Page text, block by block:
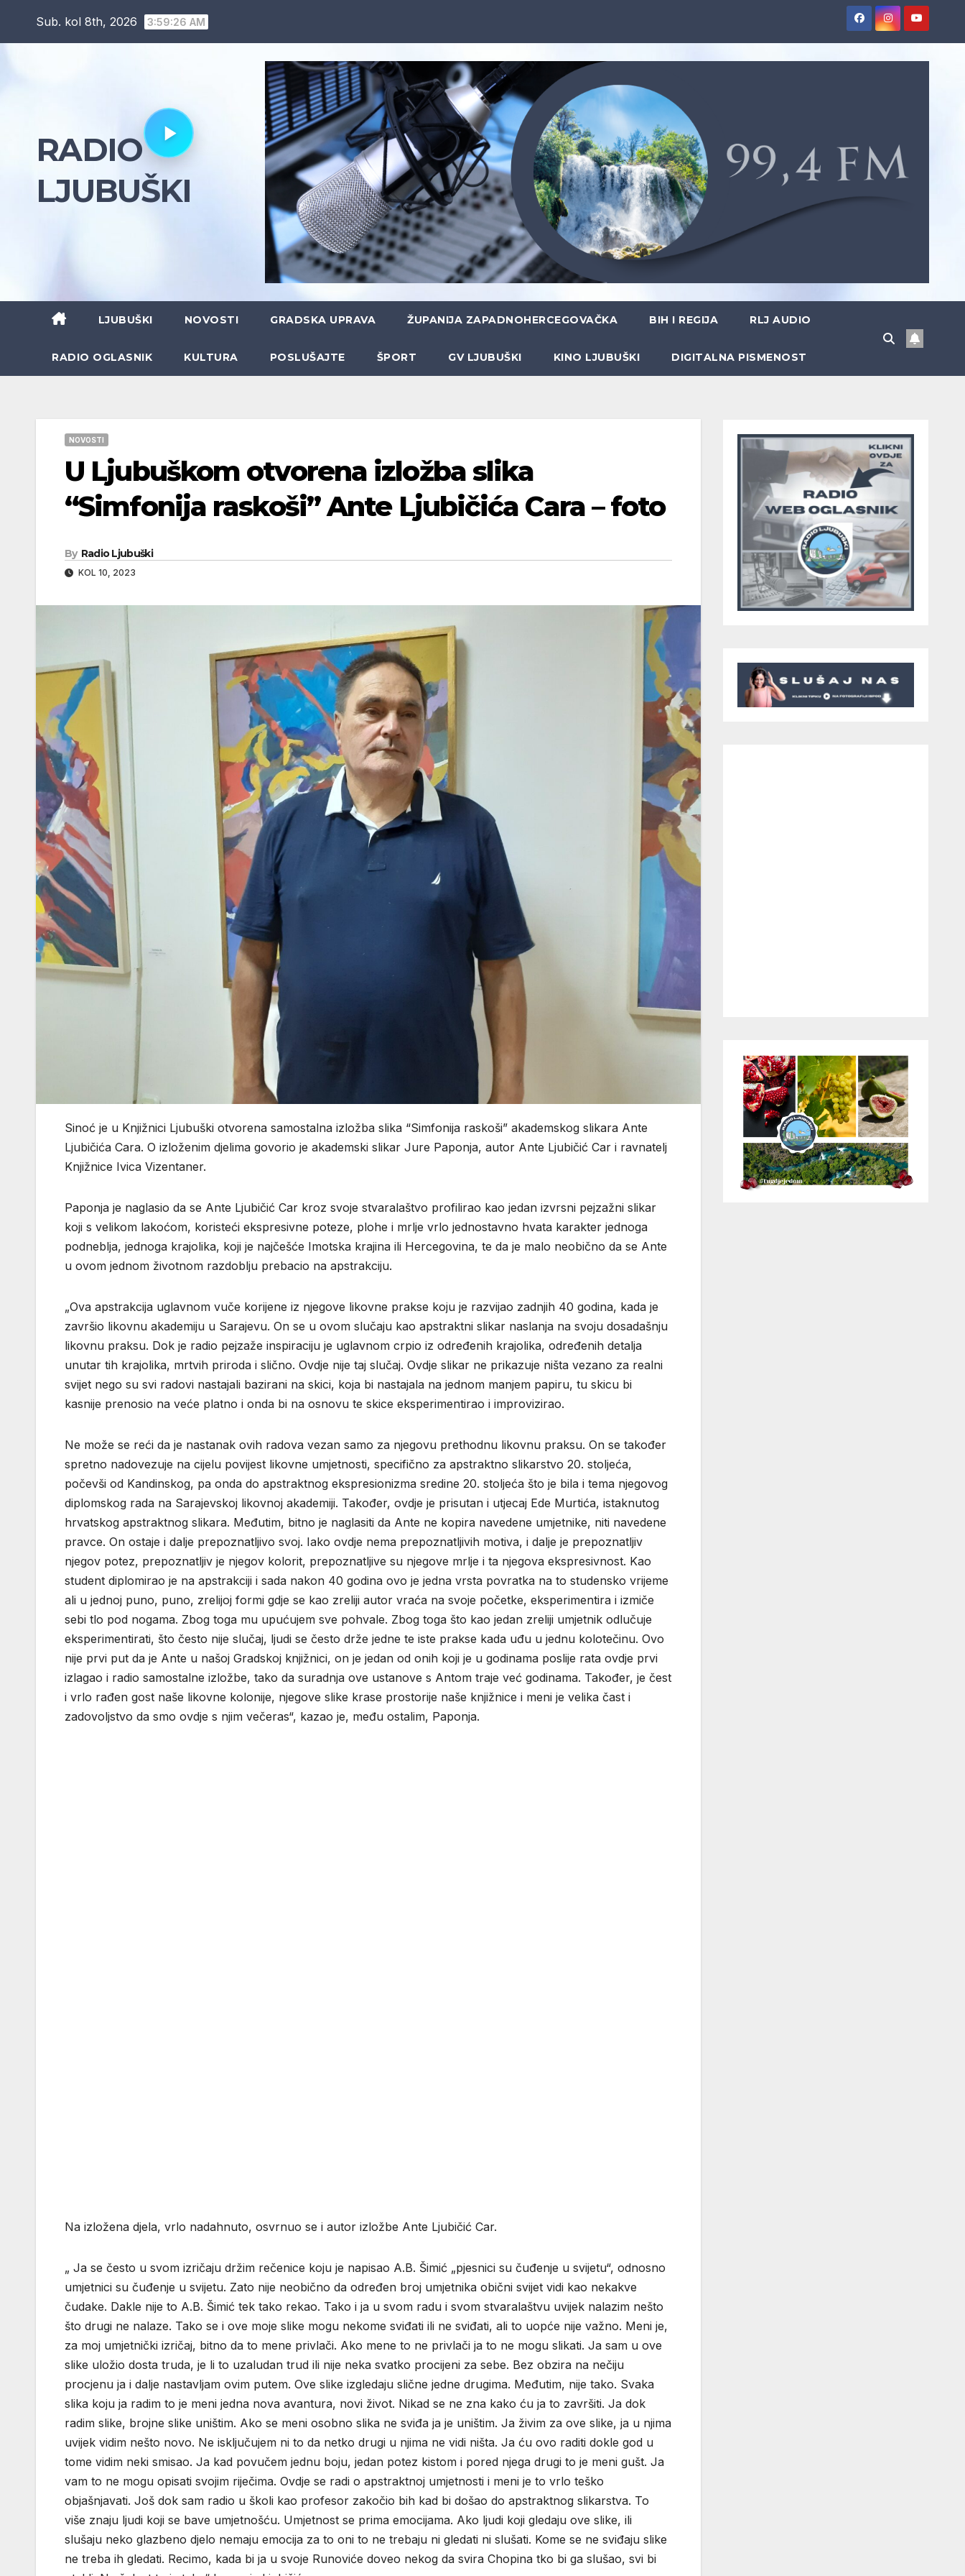
Sub. kol 8th, 2026 3:59:27 AM
RADIO
LJUBUŠKI
LJUBUŠKI NOVOSTI GRADSKA UPRAVA ŽUPANIJA ZAPADNOHERCEGOVAČKA BIH I REGIJA RLJ AUDIO
RADIO OGLASNIK KULTURA POSLUŠAJTE ŠPORT GV LJUBUŠKI KINO LJUBUŠKI DIGITALNA PISMENOST
NOVOSTI
U Ljubuškom otvorena izložba slika
“Simfonija raskoši” Ante Ljubičića Cara – foto
By Radio Ljubuški
KOL 10, 2023
Sinoć je u Knjižnici Ljubuški otvorena samostalna izložba slika “Simfonija raskoši” akademskog slikara Ante
Ljubičića Cara. O izloženim djelima govorio je akademski slikar Jure Paponja, autor Ante Ljubičić Car i ravnatelj
Knjižnice Ivica Vizentaner.
Paponja je naglasio da se Ante Ljubičić Car kroz svoje stvaralaštvo profilirao kao jedan izvrsni pejzažni slikar
koji s velikom lakoćom, koristeći ekspresivne poteze, plohe i mrlje vrlo jednostavno hvata karakter jednoga
podneblja, jednoga krajolika, koji je najčešće Imotska krajina ili Hercegovina, te da je malo neobično da se Ante
u ovom jednom životnom razdoblju prebacio na apstrakciju.
„Ova apstrakcija uglavnom vuče korijene iz njegove likovne prakse koju je razvijao zadnjih 40 godina, kada je
završio likovnu akademiju u Sarajevu. On se u ovom slučaju kao apstraktni slikar naslanja na svoju dosadašnju
likovnu praksu. Dok je radio pejzaže inspiraciju je uglavnom crpio iz određenih krajolika, određenih detalja
unutar tih krajolika, mrtvih priroda i slično. Ovdje nije taj slučaj. Ovdje slikar ne prikazuje ništa vezano za realni
svijet nego su svi radovi nastajali bazirani na skici, koja bi nastajala na jednom manjem papiru, tu skicu bi
kasnije prenosio na veće platno i onda bi na osnovu te skice eksperimentirao i improvizirao.
Ne može se reći da je nastanak ovih radova vezan samo za njegovu prethodnu likovnu praksu. On se također
spretno nadovezuje na cijelu povijest likovne umjetnosti, specifično za apstraktno slikarstvo 20. stoljeća,
počevši od Kandinskog, pa onda do apstraktnog ekspresionizma sredine 20. stoljeća što je bila i tema njegovog
diplomskog rada na Sarajevskoj likovnoj akademiji. Također, ovdje je prisutan i utjecaj Ede Murtića, istaknutog
hrvatskog apstraktnog slikara. Međutim, bitno je naglasiti da Ante ne kopira navedene umjetnike, niti navedene
pravce. On ostaje i dalje prepoznatljivo svoj. Iako ovdje nema prepoznatljivih motiva, i dalje je prepoznatljiv
njegov potez, prepoznatljiv je njegov kolorit, prepoznatljive su njegove mrlje i ta njegova ekspresivnost. Kao
student diplomirao je na apstrakciji i sada nakon 40 godina ovo je jedna vrsta povratka na to studensko vrijeme
ali u jednoj puno, puno, zrelijoj formi gdje se kao zreliji autor vraća na svoje početke, eksperimentira i izmiče
sebi tlo pod nogama. Zbog toga mu upućujem sve pohvale. Zbog toga što kao jedan zreliji umjetnik odlučuje
eksperimentirati, što često nije slučaj, ljudi se često drže jedne te iste prakse kada uđu u jednu kolotečinu. Ovo
nije prvi put da je Ante u našoj Gradskoj knjižnici, on je jedan od onih koji je u godinama poslije rata ovdje prvi
izlagao i radio samostalne izložbe, tako da suradnja ove ustanove s Antom traje već godinama. Također, je čest
i vrlo rađen gost naše likovne kolonije, njegove slike krase prostorije naše knjižnice i meni je velika čast i
zadovoljstvo da smo ovdje s njim večeras“, kazao je, među ostalim, Paponja.
Na izložena djela, vrlo nadahnuto, osvrnuo se i autor izložbe Ante Ljubičić Car.
„ Ja se često u svom izričaju držim rečenice koju je napisao A.B. Šimić „pjesnici su čuđenje u svijetu“, odnosno
umjetnici su čuđenje u svijetu. Zato nije neobično da određen broj umjetnika obični svijet vidi kao nekakve
čudake. Dakle nije to A.B. Šimić tek tako rekao. Tako i ja u svom radu i svom stvaralaštvu uvijek nalazim nešto
što drugi ne nalaze. Tako se i ove moje slike mogu nekome sviđati ili ne sviđati, ali to uopće nije važno. Meni je,
za moj umjetnički izričaj, bitno da to mene privlači. Ako mene to ne privlači ja to ne mogu slikati. Ja sam u ove
slike uložio dosta truda, je li to uzaludan trud ili nije neka svatko procijeni za sebe. Bez obzira na nečiju
procjenu ja i dalje nastavljam ovim putem. Ove slike izgledaju slične jedne drugima. Međutim, nije tako. Svaka
slika koju ja radim to je meni jedna nova avantura, novi život. Nikad se ne zna kako ću ja to završiti. Ja dok
radim slike, brojne slike uništim. Ako se meni osobno slika ne sviđa ja je uništim. Ja živim za ove slike, ja u njima
uvijek vidim nešto novo. Ne isključujem ni to da netko drugi u njima ne vidi ništa. Ja ću ovo raditi dokle god u
tome vidim neki smisao. Ja kad povučem jednu boju, jedan potez kistom i pored njega drugi to je meni gušt. Ja
vam to ne mogu opisati svojim riječima. Ovdje se radi o apstraktnoj umjetnosti i meni je to vrlo teško
objašnjavati. Još dok sam radio u školi kao profesor zakočio bih kad bi došao do apstraktnog slikarstva. To
više znaju ljudi koji se bave umjetnošću. Umjetnost se prima emocijama. Ako ljudi koji gledaju ove slike, ili
slušaju neko glazbeno djelo nemaju emocija za to oni to ne trebaju ni gledati ni slušati. Kome se ne sviđaju slike
ne treba ih gledati. Recimo, kada bi ja u svoje Runoviće doveo nekog da svira Chopina tko bi ga slušao, svi bi